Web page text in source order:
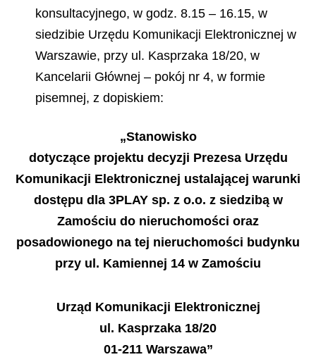
konsultacyjnego, w godz. 8.15 – 16.15, w
siedzibie Urzędu Komunikacji Elektronicznej w
Warszawie, przy ul. Kasprzaka 18/20, w
Kancelarii Głównej – pokój nr 4, w formie
pisemnej, z dopiskiem:
„Stanowisko
dotyczące projektu decyzji Prezesa Urzędu
Komunikacji Elektronicznej ustalającej warunki
dostępu dla 3PLAY sp. z o.o. z siedzibą w
Zamościu do nieruchomości oraz
posadowionego na tej nieruchomości budynku
przy ul. Kamiennej 14 w Zamościu
Urząd Komunikacji Elektronicznej
ul. Kasprzaka 18/20
01-211 Warszawa”